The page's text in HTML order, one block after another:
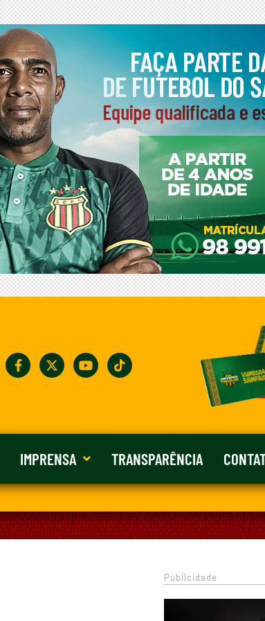
IMPRENSA TRANSPARÊNCIA
Publicidade